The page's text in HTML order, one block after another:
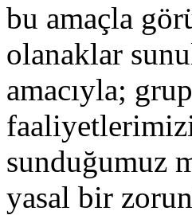
bu amaçla
olanaklar
amacıyla;
sunduğumuz
yasal bir